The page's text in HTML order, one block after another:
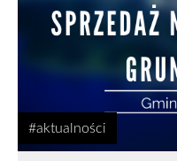
#aktualności